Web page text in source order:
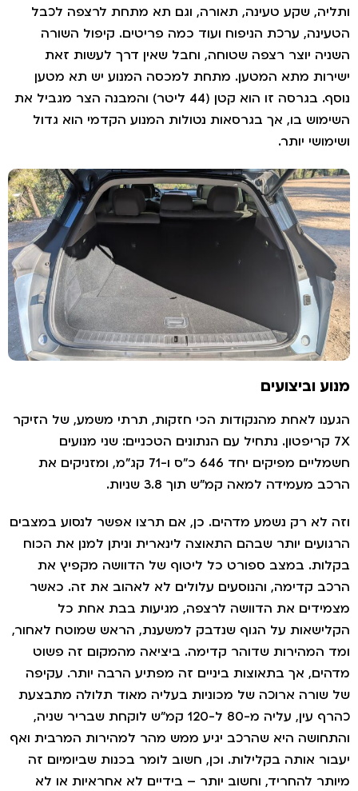
שקע טעינה, תאורה, וגם תא מתחת לרצפה לכבל
ערכת הניפוח ועוד כמה פריטים. קיפול השורה
יוצר רצפה שטוחה, וחבל שאין דרך לעשות זאת
מתא המטען. מתחת למכסה המנוע יש תא מטען
נוסף. בגרסה זו הוא קטן (44 ליטר) והמבנה הצר מגביל את
בו, אך בגרסאות נטולות המנוע הקדמי הוא גדול
יותר.
וביצועים
לאחת מהנקודות הכי חזקות, תרתי משמע, של הזיקר
7X קריפטון. נתחיל עם הנתונים הטכניים: שני מנועים
חשמליים מפיקים יחד 646 כ"ס ו-71 קג"מ, ומזניקים את
מעמידה למאה קמ"ש תוך 3.8 שניות.
לא רק נשמע מדהים. כן, אם תרצו אפשר לנסוע במצבים
יותר שבהם התאוצה לינארית וניתן למנן את הכוח
במצב ספורט כל ליטוף של הדוושה מקפיץ את
קדימה, והנוסעים עלולים לא לאהוב את זה. כאשר
את הדוושה לרצפה, מגיעות בבת אחת כל
על הגוף שנדבק למשענת, הראש שמוטח לאחור,
המהירות שדוהר קדימה. ביציאה מהמקום זה פשוט
אך בתאוצות ביניים זה מפתיע הרבה יותר. עקיפה
ארוכה של מכוניות בעליה מאוד תלולה מתבצעת
כהרף עין, עליה מ-80 ל-120 קמ"ש לוקחת שבריר שניה,
היא שהרכב יגיע ממש מהר למהירות המרבית ואף
אותה בקלילות. וכן, חשוב לומר בכנות שביומיום זה
להחריד, וחשוב יותר – בידיים לא אחראיות או לא